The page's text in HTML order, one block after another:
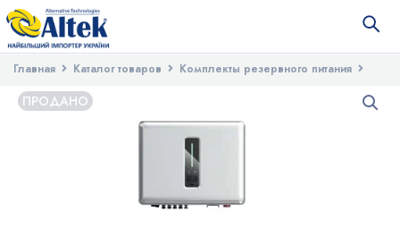
Главная Каталог товаров
Комплекты резервного питания
Солнечная гибридная станция Stromherz S-15K-3Р-ESS-UA (GEN3)
ПРОДАНО